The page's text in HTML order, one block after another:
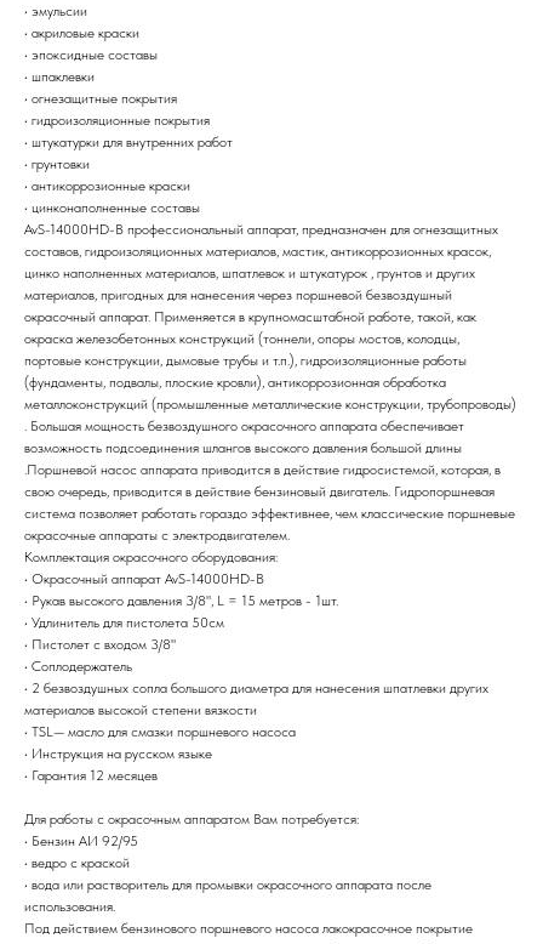
• эмульсии
• акриловые краски
• эпоксидные составы
• шпаклевки
• огнезащитные покрытия
• гидроизоляционные покрытия
• штукатурки для внутренних работ
• грунтовки
• антикоррозионные краски
• цинконаполненные составы
AvS-14000HD-В профессиональный аппарат, предназначен для огнезащитных
составов, гидроизоляционных материалов, мастик, антикоррозионных красок,
цинко наполненных материалов, шпатлевок и штукатурок , грунтов и других
материалов, пригодных для нанесения через поршневой безвоздушный
окрасочный аппарат. Применяется в крупномасштабной работе, такой, как
окраска железобетонных конструкций (тоннели, опоры мостов, колодцы,
портовые конструкции, дымовые трубы и т.п.), гидроизоляционные работы
(фундаменты, подвалы, плоские кровли), антикоррозионная обработка
металлоконструкций (промышленные металлические конструкции, трубопроводы)
. Большая мощность безвоздушного окрасочного аппарата обеспечивает
возможность подсоединения шлангов высокого давления большой длины
.Поршневой насос аппарата приводится в действие гидросистемой, которая, в
свою очередь, приводится в действие бензиновый двигатель. Гидропоршневая
система позволяет работать гораздо эффективнее, чем классические поршневые
окрасочные аппараты с электродвигателем.
Комплектация окрасочного оборудования:
• Окрасочный аппарат AvS-14000HD-В
• Рукав высокого давления 3/8", L = 15 метров - 1шт.
• Удлинитель для пистолета 50см
• Пистолет с входом 3/8"
• Соплодержатель
• 2 безвоздушных сопла большого диаметра для нанесения шпатлевки других
материалов высокой степени вязкости
• TSL— масло для смазки поршневого насоса
• Инструкция на русском языке
• Гарантия 12 месяцев
Для работы с окрасочным аппаратом Вам потребуется:
• Бензин АИ 92/95
• ведро с краской
• вода или растворитель для промывки окрасочного аппарата после
использования.
Под действием бензинового поршневого насоса лакокрасочное покрытие